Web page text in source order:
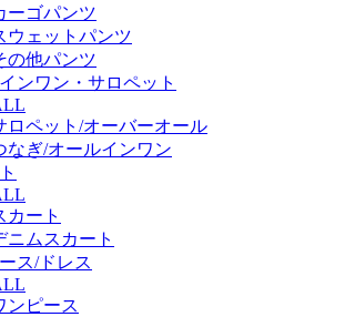
ーゴパンツ
ウェットパンツ
の他パンツ
ンワン・サロペット
ロペット/オーバーオール
なぎ/オールインワン
カート
ニムスカート
ス/ドレス
ンピース